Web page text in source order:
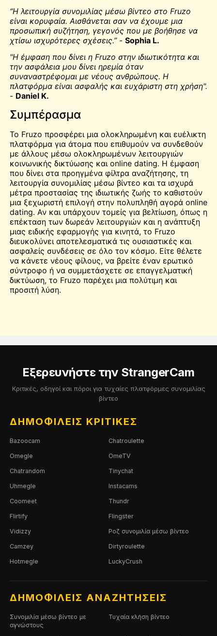
“Η λειτουργία συνομιλίας μέσω βίντεο στο Fruzo
είναι κορυφαία. Αισθάνεται σαν να έχουμε μια
προσωπική συζήτηση, γεγονός που με βοήθησε να
χτίσω ισχυρότερες σχέσεις.”- Sophia L.
"Η έμφαση που δίνει η Fruzo στην ιδιωτικότητα και
την ασφάλεια μου δίνει ηρεμία όταν
συναναστρέφομαι με νέους ανθρώπους. Η
πλατφόρμα είναι ασφαλής και ευχάριστη στη χρήση".
- Daniel K.
Συμπέρασμα
Το Fruzo προσφέρει μια ολοκληρωμένη και ευέλικτη
πλατφόρμα για άτομα που επιθυμούν να συνδεθούν
με άλλους μέσω ολοκληρωμένων λειτουργιών
κοινωνικής δικτύωσης και online dating. Η έμφαση
που δίνει στα προηγμένα φίλτρα αναζήτησης, τη
λειτουργία συνομιλίας μέσω βίντεο και τα ισχυρά
μέτρα προστασίας της ιδιωτικής ζωής το καθιστούν
μια ξεχωριστή επιλογή στην πολυπληθή αγορά online
dating. Αν και υπάρχουν τομείς για βελτίωση, όπως η
επέκταση των δωρεάν λειτουργιών και η ανάπτυξη
μιας ειδικής εφαρμογής για κινητά, το Fruzo
διευκολύνει αποτελεσματικά τις ουσιαστικές και
ασφαλείς συνδέσεις σε όλο τον κόσμο. Είτε θέλετε
να κάνετε νέους φίλους, να βρείτε έναν ερωτικό
σύντροφο ή να συμμετάσχετε σε επαγγελματική
δικτύωση, το Fruzo παρέχει μια πολύτιμη και
προσιτή λύση.
Εξερευνήστε την StrangerCam
Κριτικές, οδηγοί και πόροι για τυχαίες πλατφόρμες συνομιλίας
βίντεο
ΔΗΜΟΦΙΛΕΊΣ ΚΡΙΤΙΚΈΣ
Bazoocam Chatroulette
Omegle OmeTV
Chatrandom Tinychat
Uhmegle Instacams
Coomeet Thundr
Flirtify Flingster
Vidizzy Ροζ συνομιλία μέσω βίντεο
Camzey Dirtyroulette
Hotmegle LuckyCrush
ΔΗΜΟΦΙΛΕΊΣ ΑΝΑΖΗΤΉΣΕΙΣ
Συνομιλία μέσω βίντεο με
αγνώστους
Τυχαία κλήση βίντεο